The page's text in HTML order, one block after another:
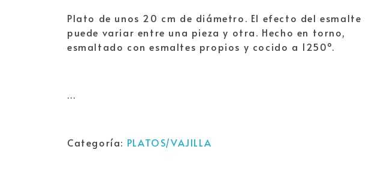
Plato de unos 20 cm de diámetro. El efecto del esmalte
puede variar entre una pieza y otra. Hecho en torno,
esmaltado con esmaltes propios y cocido a 1250º.
…
Categoría: PLATOS/VAJILLA